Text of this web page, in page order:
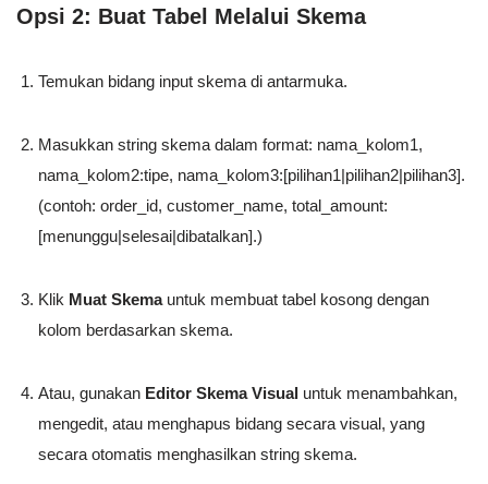
Opsi 2: Buat Tabel Melalui Skema
Temukan bidang input skema di antarmuka.
Masukkan string skema dalam format: nama_kolom1,
nama_kolom2:tipe, nama_kolom3:[pilihan1|pilihan2|pilihan3].
(contoh: order_id, customer_name, total_amount:
[menunggu|selesai|dibatalkan].)
Klik Muat Skemauntuk membuat tabel kosong dengan
kolom berdasarkan skema.
Atau, gunakan Editor Skema Visual untuk menambahkan,
mengedit, atau menghapus bidang secara visual, yang
secara otomatis menghasilkan string skema.